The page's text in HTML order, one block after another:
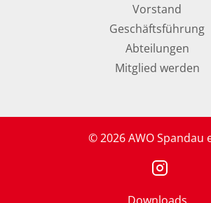
Vorstand
Geschäftsführung
Abteilungen
Mitglied werden
© 2026 AWO Spandau